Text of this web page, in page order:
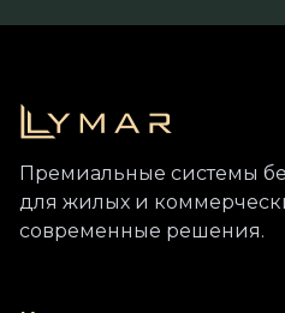
Премиальные системы
для жилых и
современные решения.